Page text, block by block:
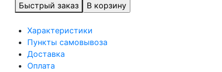
Быстрый заказ
Характеристики
Пункты самовывоза
Доставка
Оплата